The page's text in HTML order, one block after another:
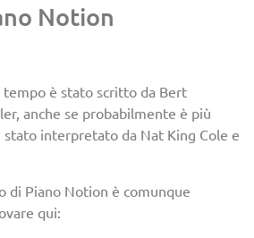
Notion
tempo è stato scritto da Bert
anche se probabilmente è più
stato interpretato da Nat King Cole e
di Piano Notion è comunque
qui: